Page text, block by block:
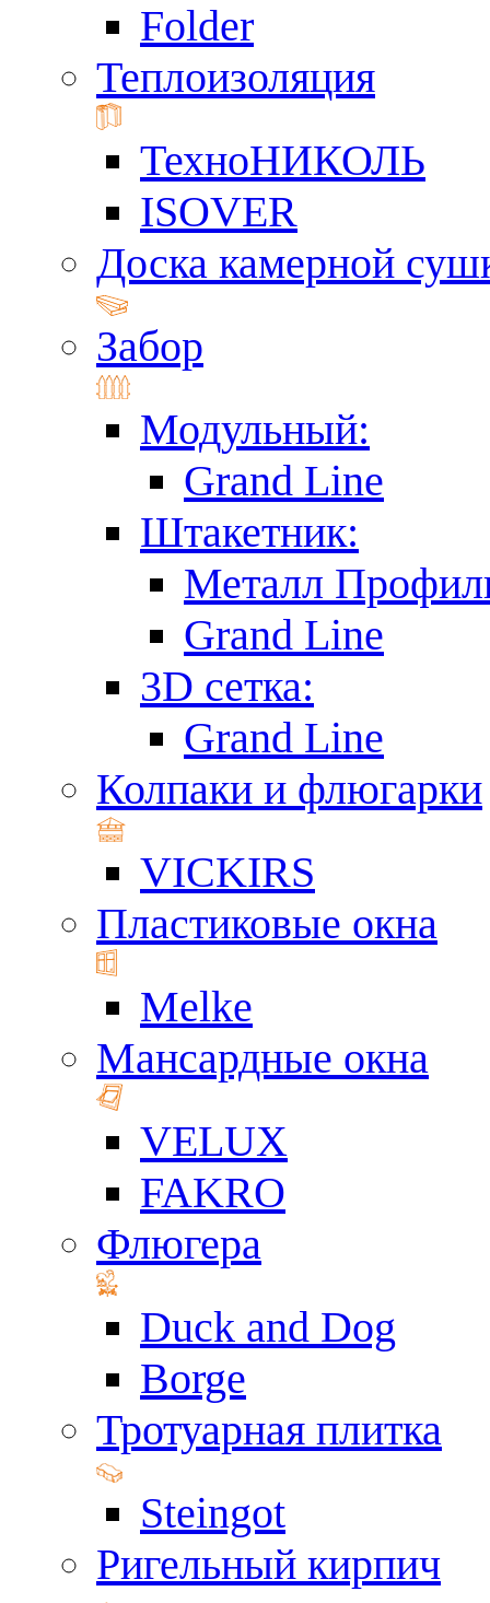
Folder
Теплоизоляция
ТехноНИКОЛЬ
ISOVER
Доска камерной
Забор
Модульный:
Grand Line
Штакетник:
Металл
Grand Line
3D сетка:
Grand Line
Колпаки и флюгарки
VICKIRS
Пластиковые окна
Melke
Мансардные окна
VELUX
FAKRO
Флюгера
Duck and Dog
Borge
Тротуарная плитка
Steingot
Ригельный кирпич